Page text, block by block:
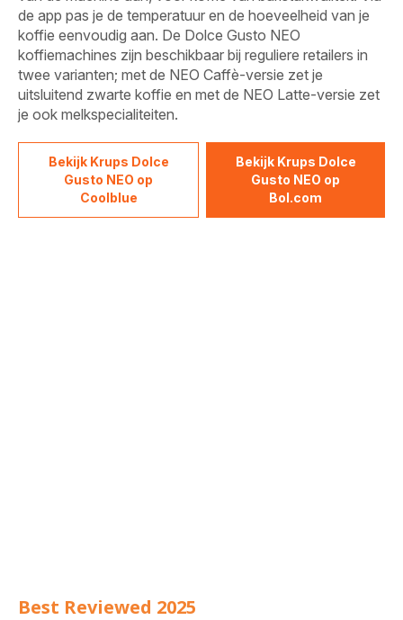
de app pas je de temperatuur en de hoeveelheid van je
koffie eenvoudig aan. De Dolce Gusto NEO
koffiemachines zijn beschikbaar bij reguliere retailers in
twee varianten; met de NEO Caffè-versie zet je
uitsluitend zwarte koffie en met de NEO Latte-versie zet
je ook melkspecialiteiten.
Bekijk Krups Dolce
Gusto NEO op
Bol.com
Bekijk Krups Dolce
Gusto NEO op
Coolblue
Best Reviewed 2025